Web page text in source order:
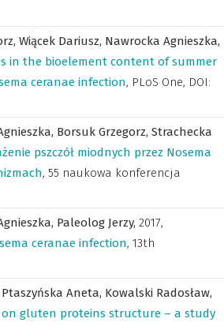
Wiącek Dariusz, Nawrocka Agnieszka,
in the bioelement content of summer
ceranae infection, PLoS One, DOI:
Borsuk Grzegorz, Strachecka
pszczół miodnych przez Nosema
, 55 naukowa konferencja
Paleolog Jerzy, 2017,
ceranae infection, 13th
Ptaszyńska Aneta, Kowalski Radosław,
gluten proteins structure – a study